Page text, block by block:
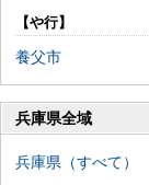
【や行】
養父市
兵庫県全域
兵庫県（すべて）